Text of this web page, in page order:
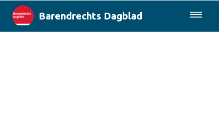
Barendrechts Dagblad